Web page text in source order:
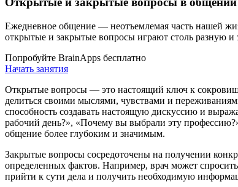
Ежедневное общение — неотъемлемая часть нашей
открытые и закрытые вопросы играют столь разную
Попробуйте BrainApps бесплатно
Начать занятия
Открытые вопросы — это настоящий ключ к
делиться своими мыслями, чувствами и
способность создавать настоящую дискуссию и
рабочий день?», «Почему вы выбрали эту
общение более глубоким и значимым.
Закрытые вопросы сосредоточены на получении
определенных фактов. Например, врач может
прийти к сути дела и получить необходимую